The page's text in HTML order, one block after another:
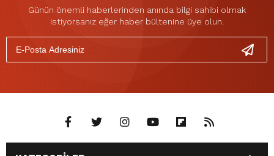
Günün önemli haberlerinden anında bilgi sahibi olmak
istiyorsanız eğer haber bültenine üye olun.